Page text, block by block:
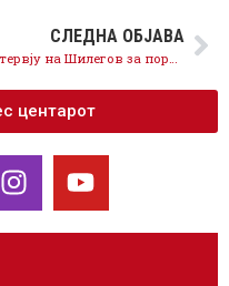
СЛЕДНА ОБЈАВА
центарот